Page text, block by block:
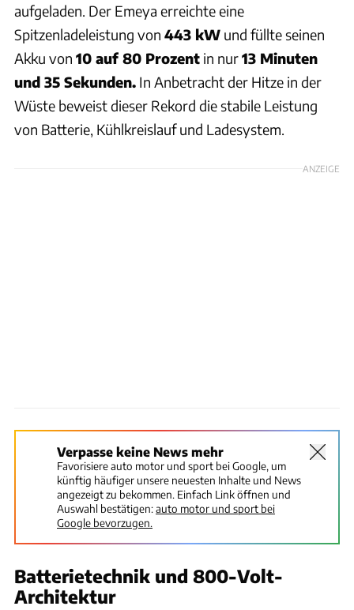
aufgeladen. Der Emeya erreichte eine
Spitzenladeleistung von 443 kW und füllte seinen
Akku von 10 auf 80 Prozent in nur13 Minuten
und 35 Sekunden. In Anbetracht der Hitze in der
Wüste beweist dieser Rekord die stabile Leistung
von Batterie, Kühlkreislauf und Ladesystem.
ANZEIGE
Verpasse keine News mehr
Favorisiere auto motor und sport bei Google, um
künftig häufiger unsere neuesten Inhalte und News
angezeigt zu bekommen. Einfach Link öffnen und
Auswahl bestätigen:auto motor und sport bei
Google bevorzugen.
Batterietechnik und 800-Volt-
Architektur